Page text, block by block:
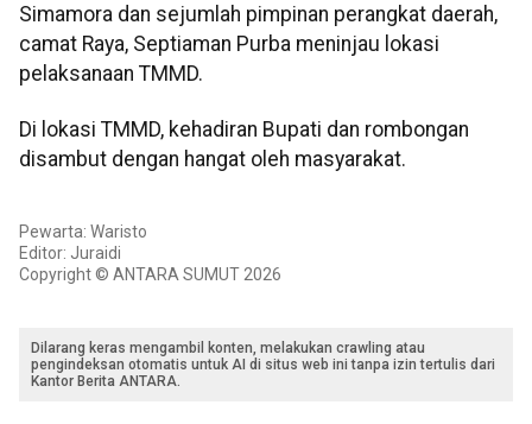
Simamora dan sejumlah pimpinan perangkat daerah,
camat Raya, Septiaman Purba meninjau lokasi
pelaksanaan TMMD.
Di lokasi TMMD, kehadiran Bupati dan rombongan
disambut dengan hangat oleh masyarakat.
Pewarta: Waristo
Editor: Juraidi
Copyright © ANTARA SUMUT 2026
Dilarang keras mengambil konten, melakukan crawling atau
pengindeksan otomatis untuk AI di situs web ini tanpa izin tertulis dari
Kantor Berita ANTARA.